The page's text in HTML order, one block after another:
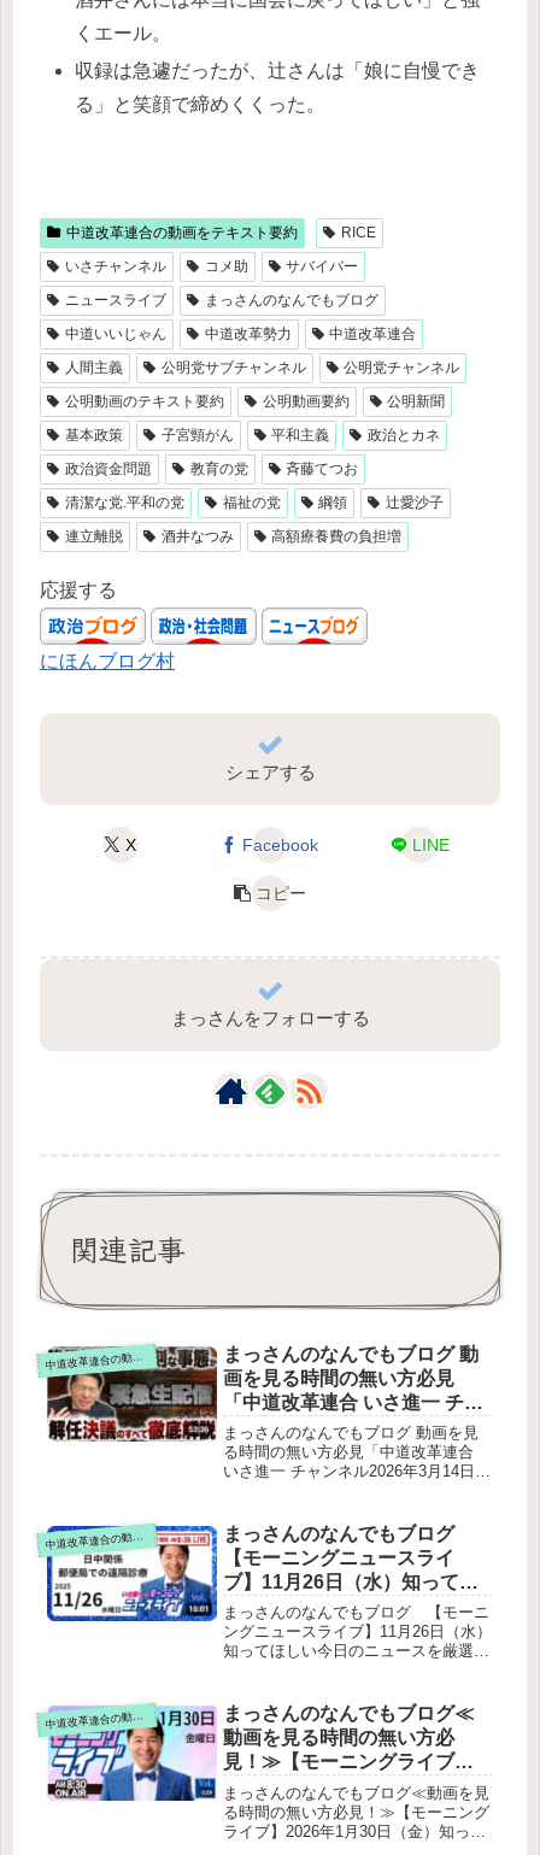
くエール。
収録は急遽だったが、辻さんは「娘に自慢でき
る」と笑顔で締めくくった。
中道改革連合の動画をテキスト要約
RICE
いさチャンネル
コメ助
サバイバー
ニュースライブ
まっさんのなんでもブログ
中道いいじゃん
中道改革勢力
中道改革連合
人間主義
公明党サブチャンネル
公明党チャンネル
公明動画のテキスト要約
公明動画要約
公明新聞
基本政策
子宮頸がん 平和主義
政治とカネ
政治資金問題
教育の党
斉藤てつお
清潔な党.平和の党
福祉の党 綱領
辻愛沙子
連立離脱
酒井なつみ 高額療養費の負担増
応援する
にほんブログ村
シェアする
X Facebook LINE
コピー
まっさんをフォローする
関連記事
中道改革連合の動画をテキスト要約
まっさんのなんでもブログ 動
画を見る時間の無い方必見
「中道改革連合 いさ進一 チャ
ンネル2026年3月14日【緊急生
配信】民主主義のルールを壊
す予算委員長の強行採決は高
深刻な事態を告発する解任決
議のすべてを徹底解説【実態
裏側】」をテキスト要約
まっさんのなんでもブログ 動画を見
る時間の無い方必見「中道改革連合
いさ進一 チャンネル2026年3月14日
の忖度か⁈国会運営の深刻な事態を告
発する解任決議のすべてを徹底解説
【実態 裏側】」をテキスト要約配信
の目的と背景今回の最大の問題：審議
時間の異常な短さと強行運営過去最大
の122兆円予算総理に質問できる唯一
の場＝予算委員会分科会が 37年ぶり
に中止物価高対策の欠落と政府の姿勢
8年度予算は「昨年12月の古い前提」
のまま総理の回答防衛増税・復興特別
所得税の“付け替え”問題防衛費43兆円
には反対していない法人税・たばこ税
の増税で既に1兆円確保財務大臣の説
明復興特別所得税の“付け替え”外交・
安全保障：イラン情勢と国際法の問題
与党・維新の討論の問題点自民党の討
中道改革連合の動画をテキスト要約
まっさんのなんでもブログ
【モーニングニュースライ
ブ】11月26日（水）知ってほ
しい今日のニュースを厳選！
いさ進一が生解説する新聞情
報 ・ ニュースチェック【 10分
をテキスト要約
まっさんのなんでもブログ 【モーニ
ングニュースライブ】11月26日（水）
知ってほしい今日のニュースを厳選！
ュース / 生配信 】をテキスト要約質
問主意書の提出と政府答弁存立危機事
態（台湾有事を想定）非核三原則日中
関係の読み解き公明党の「中道改革」
方針公明党サポーター制度「チームラ
イス」郵便局を活用した遠隔診療米
中・日米首脳会談選択的夫婦別姓いさ
進一氏の視点と姿勢
中道改革連合の動画をテキスト要約
まっさんのなんでもブログ≪
動画を見る時間の無い方必
見！≫【モーニングライブ】
2026年1月30日（金）知ってほ
しい今日のニュースを厳選！
いさ進一が生解説する新聞情
まっさんのなんでもブログ≪動画を見
る時間の無い方必見！≫【モーニング
ライブ】2026年1月30日（金）知って